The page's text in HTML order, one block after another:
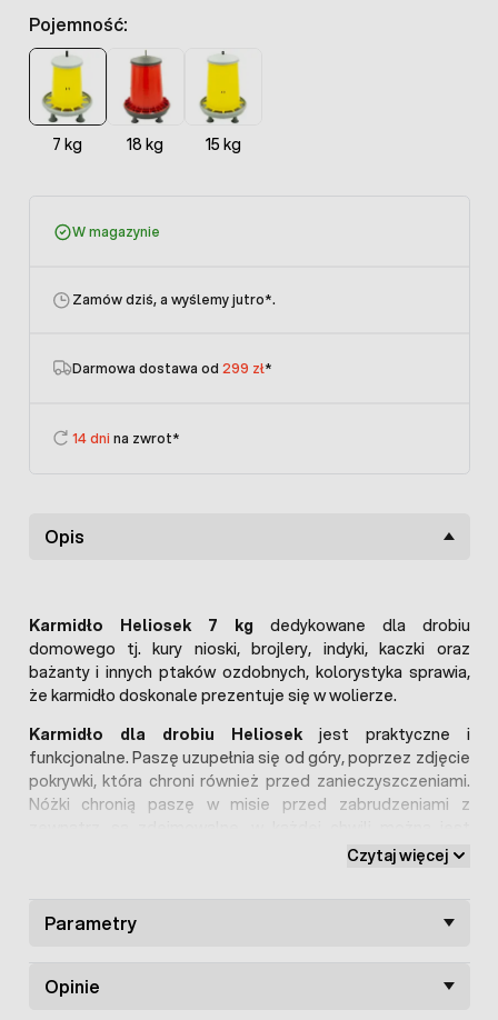
Pojemność:
7 kg 18 kg 15 kg
W magazynie
Zamów dziś, a wyślemy jutro*.
Darmowa dostawa od 299 zł*
14 dni na zwrot*
Opis
Karmidło Heliosek 7 kg dedykowane dla drobiu
domowego tj. kury nioski, brojlery, indyki, kaczki oraz
bażanty i innych ptaków ozdobnych, kolorystyka sprawia,
że karmidło doskonale prezentuje się w wolierze.
Karmidło dla drobiu Heliosekjest praktyczne i
funkcjonalne. Paszę uzupełnia się od góry, poprzez zdjęcie
pokrywki, która chroni również przed zanieczyszczeniami.
Nóżki chronią paszę w misie przed zabrudzeniami z
zdemontować i używać karmidła do odchowu piskląt.
karmę przed rozdrapywaniem i marnowaniem przez ptaki.
Karmidło Heliosek
który chroni paszę w korytku przed deszczem.
Czytaj więcej
Parametry
Opinie